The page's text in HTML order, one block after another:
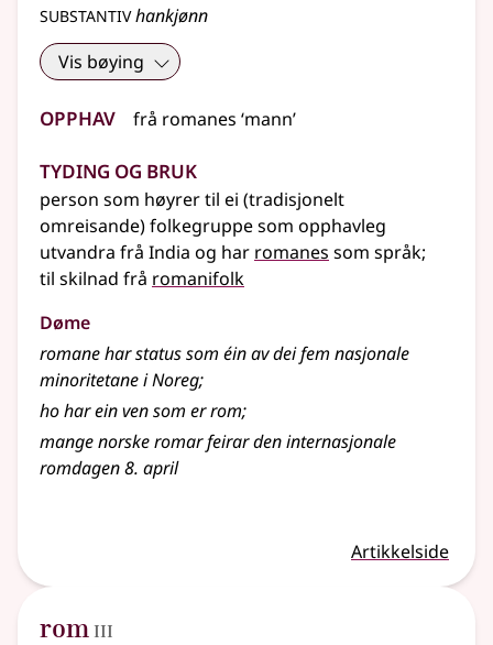
substantivhankjønn
Vis bøying
Opphav frå romanes ‘mann’
Tyding og bruk
person som høyrer til ei (tradisjonelt
omreisande) folkegruppe som opphavleg
utvandra frå India og har romanes som språk;
til skilnad frå romanifolk
Døme
romane har status som éin av dei fem nasjonale
minoritetane i Noreg;
ho har ein ven som er rom;
mange norske romar feirar den internasjonale
romdagen 8. april
Artikkelside
rom 3
III